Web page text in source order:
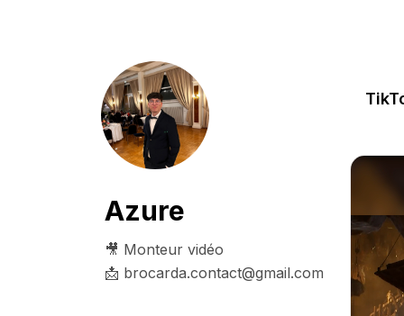
Azure
🎥 Monteur vidéo
📩 brocarda.contact@gmail.com